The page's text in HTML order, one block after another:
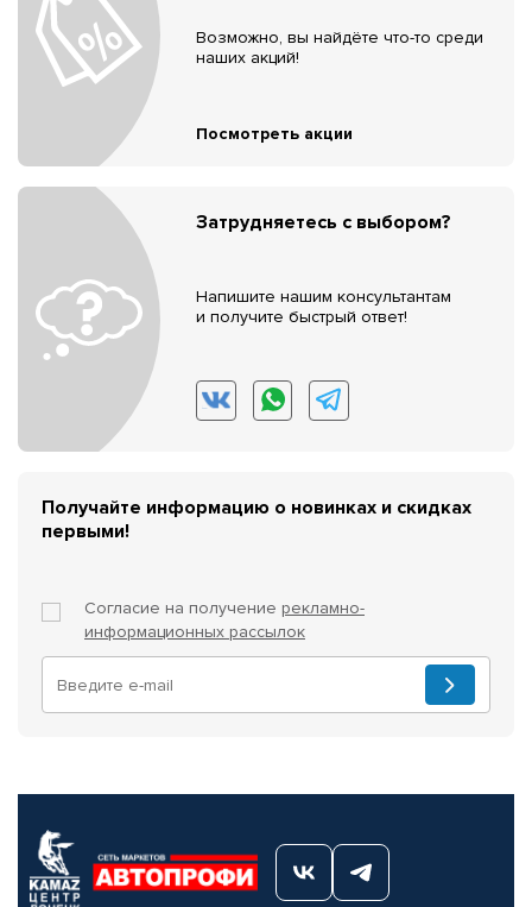
Возможно, вы найдёте что-то среди
наших акций!
Посмотреть акции
Затрудняетесь с выбором?
Напишите нашим консультантам
и получите быстрый ответ!
Получайте информацию о новинках и скидках
первыми!
Согласие на получение рекламно-
информационных рассылок